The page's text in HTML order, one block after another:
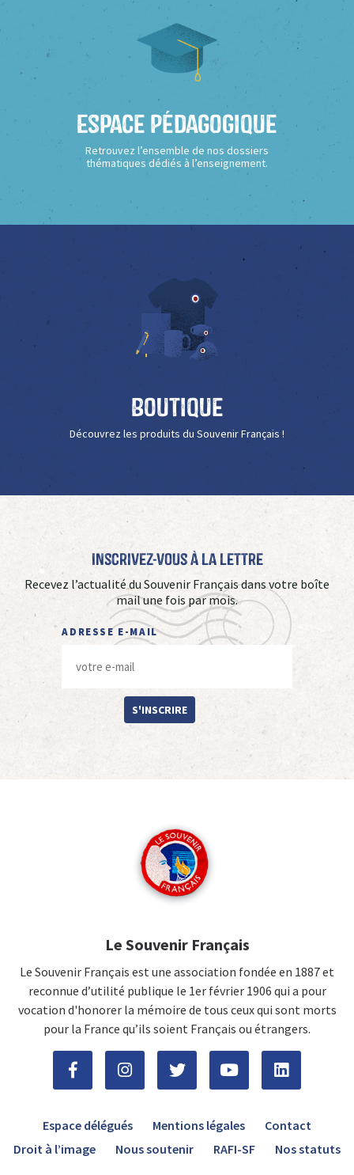
Espace Pédagogique
Retrouvez l’ensemble de nos dossiers
thématiques dédiés à l’enseignement.
Boutique
Découvrez les produits du Souvenir Français !
Inscrivez-vous à La Lettre
Recevez l’actualité du Souvenir Français dans votre boîte
mail une fois par mois.
ADRESSE E-MAIL
S'INSCRIRE
Le Souvenir Français
Le Souvenir Français est une association fondée en 1887 et
reconnue d’utilité publique le 1er février 1906 qui a pour
vocation d'honorer la mémoire de tous ceux qui sont morts
pour la France qu’ils soient Français ou étrangers.
Espace délégués Mentions légales
Contact
Droit à l’image
Nous soutenir RAFI-SF Nos statuts